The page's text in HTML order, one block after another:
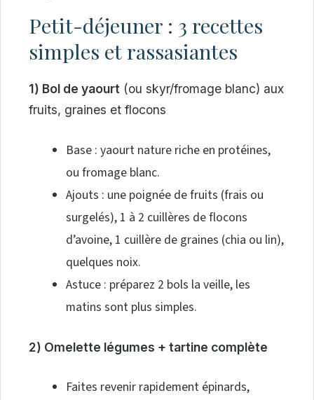
Petit-déjeuner : 3 recettes
simples et rassasiantes
1) Bol de yaourt (ou skyr/fromage blanc) aux
fruits, graines et flocons
Base : yaourt nature riche en protéines,
ou fromage blanc.
Ajouts : une poignée de fruits (frais ou
surgelés), 1 à 2 cuillères de flocons
d’avoine, 1 cuillère de graines (chia ou lin),
quelques noix.
Astuce : préparez 2 bols la veille, les
matins sont plus simples.
2) Omelette légumes + tartine complète
Faites revenir rapidement épinards,